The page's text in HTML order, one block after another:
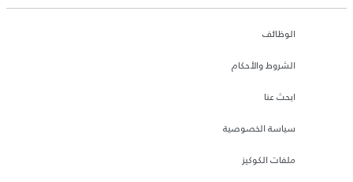
الوظائف
الشروط والأحكام
ابحث عنا
سياسة الخصوصية
ملفات الكوكيز